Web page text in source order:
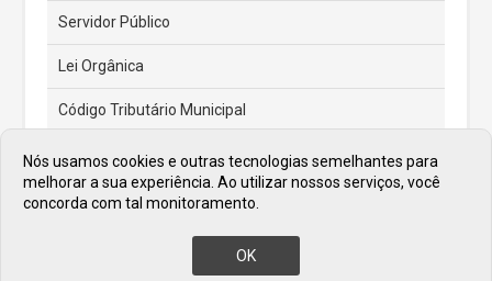
Servidor Público
Lei Orgânica
Código Tributário Municipal
Feriados e Pontos Facultativos
Atas de Posse dos Prefeitos
Nós usamos cookies e outras tecnologias semelhantes para
melhorar a sua experiência. Ao utilizar nossos serviços, você
concorda com tal monitoramento.
OK